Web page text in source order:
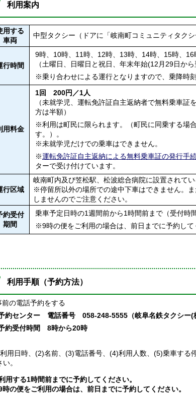
利用案内
用する
車両
中型タクシー（ドアに「岐南町コミュニティタクシ
行時間
9時、10時、11時、12時、13時、14時、15時、
（土曜日、日曜日と祝日、年末年始(12月29日か
※乗り合わせによる運行となりますので、乗降時
用料金
1回 200円／1人
（未就学児、運転免許証自主返納者で無料乗車
方は半額）
※利用は町民に限られます。（町民に同乗する場
す。）。
※未就学児だけでの乗車はできません。
※運転免許証自主返納による無料乗車証の発行手
ターで受け付けています。
行区域
岐南町内及び笠松駅、松波総合病院に設置されて
※停留所以外の場所での途中下車はできません。
しませんのでご注意ください。
約受付
期間
乗車予定日時の1週間前から1時間前まで（受付時
※9時の便をご利用の場合は、前日までに予約して
利用手順（予約方法）
前の電話予約をする
センター 電話番号 058-248-5555（岐阜名鉄タクシー(
約受付時間
8時から20時
用日時、(2)名前、(3)電話番号、(4)利用人数、(5)乗車する
。
用する1時間前までに予約してください。
時の便をご利用の場合は、前日までに予約してください。